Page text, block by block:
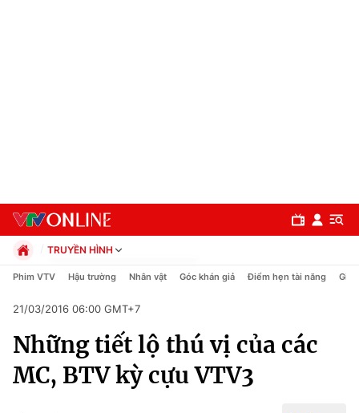
Chuyên mục
Chính trị
TRUYỀN HÌNH
Chính trị
Pháp luật
Kinh tế
Thể thao
Truyền hình
Phim VTV Hậu trường Nhân vật Góc khán giả Điểm hẹn tài năng Giải
21/03/2016 06:00 GMT+7
Những tiết lộ thú vị của các
MC, BTV kỳ cựu VTV3